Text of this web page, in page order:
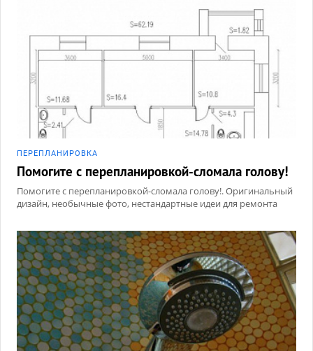
ПЕРЕПЛАНИРОВКА
Помогите с перепланировкой-сломала голову!
Помогите с перепланировкой-сломала голову!. Оригинальный
дизайн, необычные фото, нестандартные идеи для ремонта